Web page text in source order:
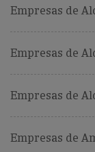
Empresas de
Empresas de
Empresas de
Empresas de